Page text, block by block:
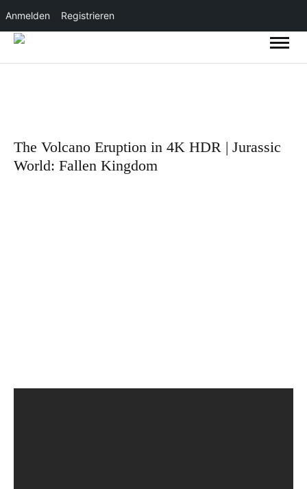
Anmelden Registrieren
The Volcano Eruption in 4K HDR | Jurassic
World: Fallen Kingdom